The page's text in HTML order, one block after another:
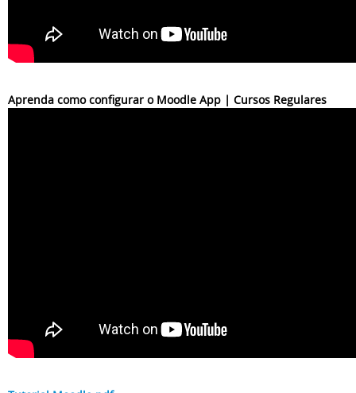
Aprenda como configurar o Moodle App | Cursos Regulares